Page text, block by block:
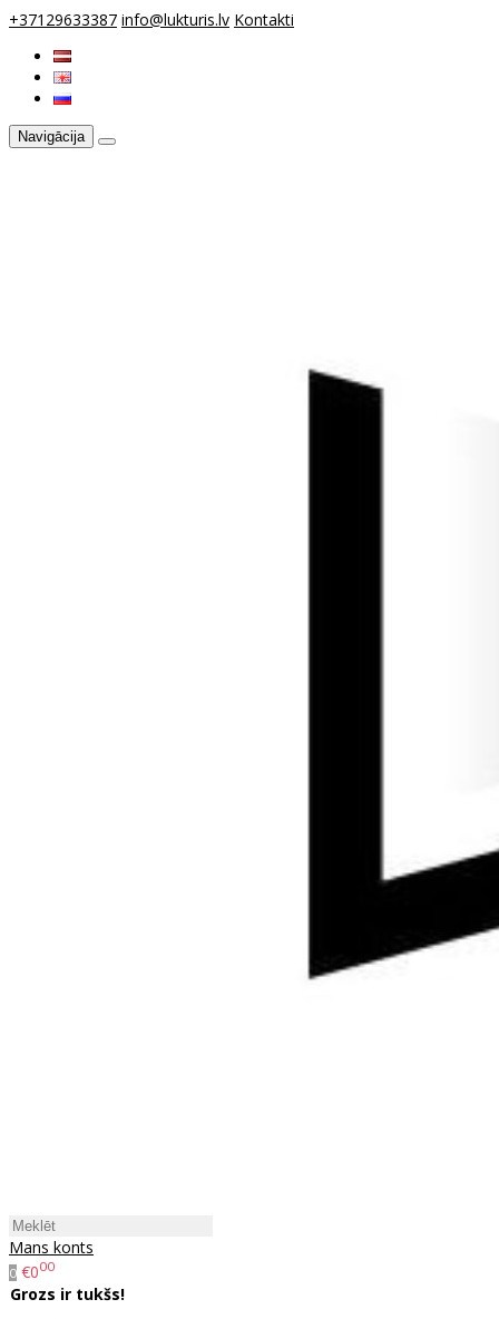
+37129633387 info@lukturis.lv Kontakti
Navigācija
Mans konts
0 €000
Grozs ir tukšs!